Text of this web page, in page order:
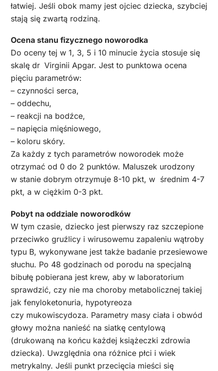
łatwiej. Jeśli obok mamy jest ojciec dziecka, szybciej
stają się zwartą rodziną.
Ocena stanu fizycznego noworodka
Do oceny tej w 1, 3, 5 i 10 minucie życia stosuje się
skalę dr Virginii Apgar. Jest to punktowa ocena
pięciu parametrów:
– czynności serca,
– oddechu,
– reakcji na bodźce,
– napięcia mięśniowego,
– koloru skóry.
Za każdy z tych parametrów noworodek może
otrzymać od 0 do 2 punktów. Maluszek urodzony
w stanie dobrym otrzymuje 8-10 pkt, w średnim 4-7
pkt, a w ciężkim 0-3 pkt.
Pobyt na oddziale noworodków
W tym czasie, dziecko jest pierwszy raz szczepione
przeciwko gruźlicy i wirusowemu zapaleniu wątroby
typu B, wykonywane jest także badanie przesiewowe
słuchu. Po 48 godzinach od porodu na specjalną
bibułę pobierana jest krew, aby w laboratorium
sprawdzić, czy nie ma choroby metabolicznej takiej
jak fenyloketonuria, hypotyreoza
czy mukowiscydoza. Parametry masy ciała i obwód
głowy można nanieść na siatkę centylową
(drukowaną na końcu każdej książeczki zdrowia
dziecka). Uwzględnia ona różnice płci i wiek
metrykalny. Jeśli punkt przecięcia mieści się